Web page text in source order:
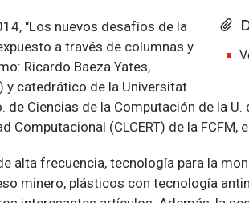
"Los nuevos desafíos de la
a través de columnas y
Ricardo Baeza Yates,
y catedrático de la Universitat
Ciencias de la Computación de la U.
(CLCERT) de la FCFM,
alta frecuencia, tecnología para la
minero, plásticos con tecnología